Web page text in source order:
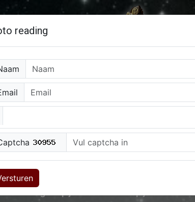
0907-40096 (150cpm)
Hoe werkt alles Over Ons Email alert
reading